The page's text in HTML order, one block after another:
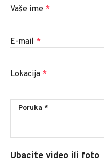
Vaše ime *
E-mail *
Lokacija *
Ubacite video ili foto